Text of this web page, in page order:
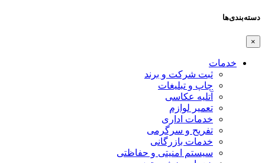
دسته‌بندی‌ها
×
خدمات
ثبت شرکت و برند
چاپ و تبلیغات
آتلیه عکاسی
تعمیر لوازم
خدمات اداری
تفریح و سرگرمی
خدمات بازرگانی
سیستم امنیتی و حفاظتی